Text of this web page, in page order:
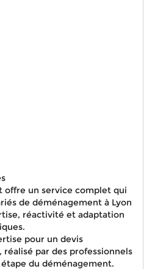
offre un service complet qui
de déménagement à Lyon
réactivité et adaptation
pour un devis
réalisé par des professionnels
du déménagement.